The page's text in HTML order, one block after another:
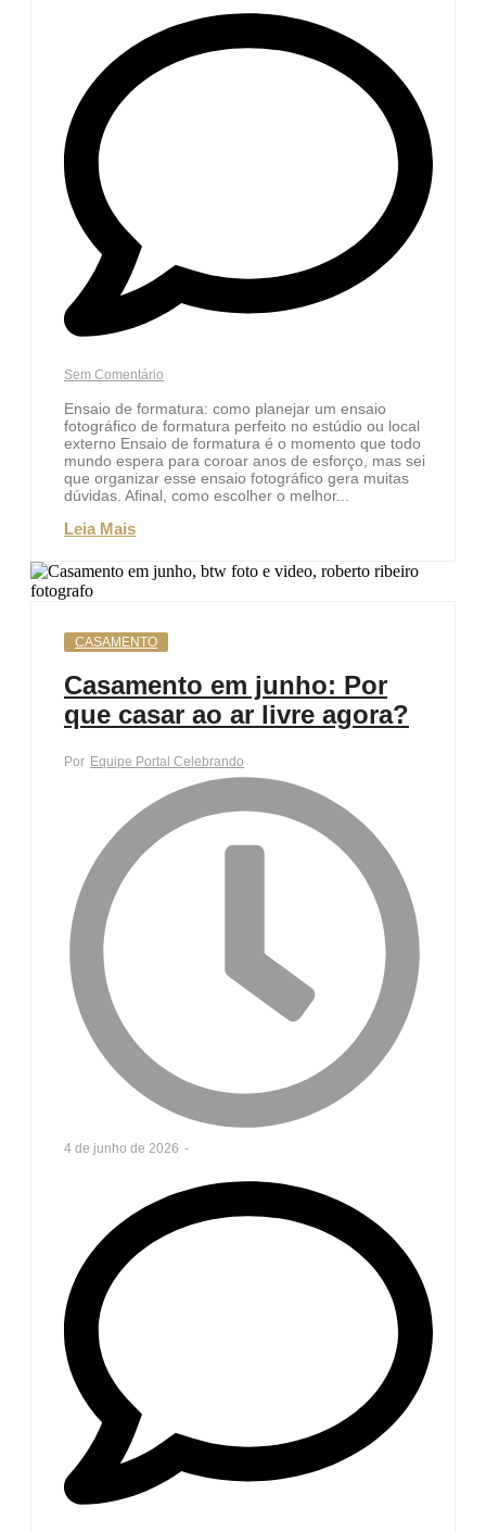
Sem Comentário
Ensaio de formatura: como planejar um ensaio
fotográfico de formatura perfeito no estúdio ou local
externo Ensaio de formatura é o momento que todo
mundo espera para coroar anos de esforço, mas sei
que organizar esse ensaio fotográfico gera muitas
dúvidas. Afinal, como escolher o melhor...
Leia Mais
CASAMENTO
Casamento em junho: Por
que casar ao ar livre agora?
Por Equipe Portal Celebrando
4 de junho de 2026 -